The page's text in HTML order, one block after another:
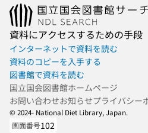
資料にアクセスするための手段
インターネットで資料を読む
資料のコピーを入手する
図書館で資料を読む
国立国会図書館ホームページ
お問い合わせお知らせプライバシー
© 2024- National Diet Library, Japan.
画面番号102